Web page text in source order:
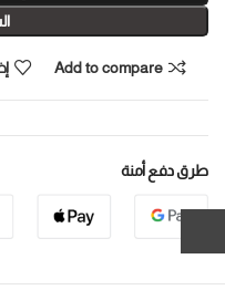
Add to compare
طرق دفع أمنة